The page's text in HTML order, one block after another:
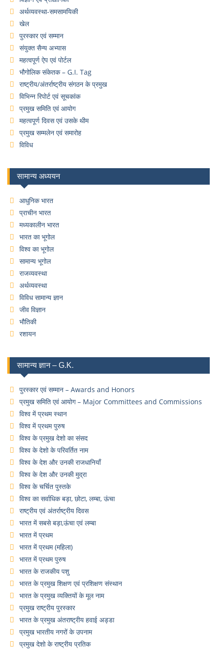
अर्थव्यवस्था-समसामयिकी
खेल
पुरस्कार एवं सम्मान
संयुक्त सैन्य अभ्यास
महत्वपूर्ण ऐप एवं पोर्टल
भौगोलिक संकेतक – G.I. Tag
राष्ट्रीय/अंतर्राष्ट्रीय संगठन के प्रमुख
विभिन्न रिपोर्ट एवं सूचकांक
प्रमुख समिति एवं आयोग
महत्वपूर्ण दिवस एवं उसके थीम
प्रमुख सम्मलेन एवं समारोह
विविध
सामान्य अध्ययन
आधुनिक भारत
प्राचीन भारत
मध्यकालीन भारत
भारत का भूगोल
विश्व का भूगोल
सामान्य भूगोल
राजव्यवस्था
अर्थव्यवस्था
विविध सामान्य ज्ञान
जीव विज्ञान
भौतिकी
रशायन
सामान्य ज्ञान – G.K.
पुरस्कार एवं सम्मान – Awards and Honors
प्रमुख समिति एवं आयोग – Major Committees and Commissions
विश्व में प्रथम स्थान
विश्व में प्रथम पुरुष
विश्व के प्रमुख देशो का संसद
विश्व के देशो के परिवर्तित नाम
विश्व के देश और उनकी राजधानियाँ
विश्व के देश और उनकी मुद्रा
विश्व के चर्चित पुस्तके
विश्व का सर्वाधिक बड़ा, छोटा, लम्बा, ऊंचा
राष्ट्रीय एवं अंतर्राष्ट्रीय दिवस
भारत में सबसे बड़ा,ऊंचा एवं लम्बा
भारत में प्रथम
भारत में प्रथम (महिला)
भारत में प्रथम पुरुष
भारत के राजकीय पशु
भारत के प्रमुख शिक्षण एवं प्रशिक्षण संस्थान
भारत के प्रमुख व्यक्तियों के मूल नाम
प्रमुख राष्ट्रीय पुरस्कार
भारत के प्रमुख अंतराष्ट्रीय हवाई अड्डा
प्रमुख भारतीय नगरों के उपनाम
प्रमुख देशो के राष्ट्रीय प्रतिक